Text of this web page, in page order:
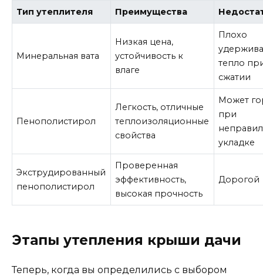
Тип утеплителя Преимущества
Минеральная вата
Низкая цена,
устойчивость к
влаге
Плохо
тепло
сжатии
Пенополистирол
Легкость, отличные
теплоизоляционные
свойства
Может
при
укладке
Экструдированный
пенополистирол
Проверенная
эффективность,
высокая прочность
Дорогой
Этапы утепления крыши дачи
Теперь, когда вы определились с выбором